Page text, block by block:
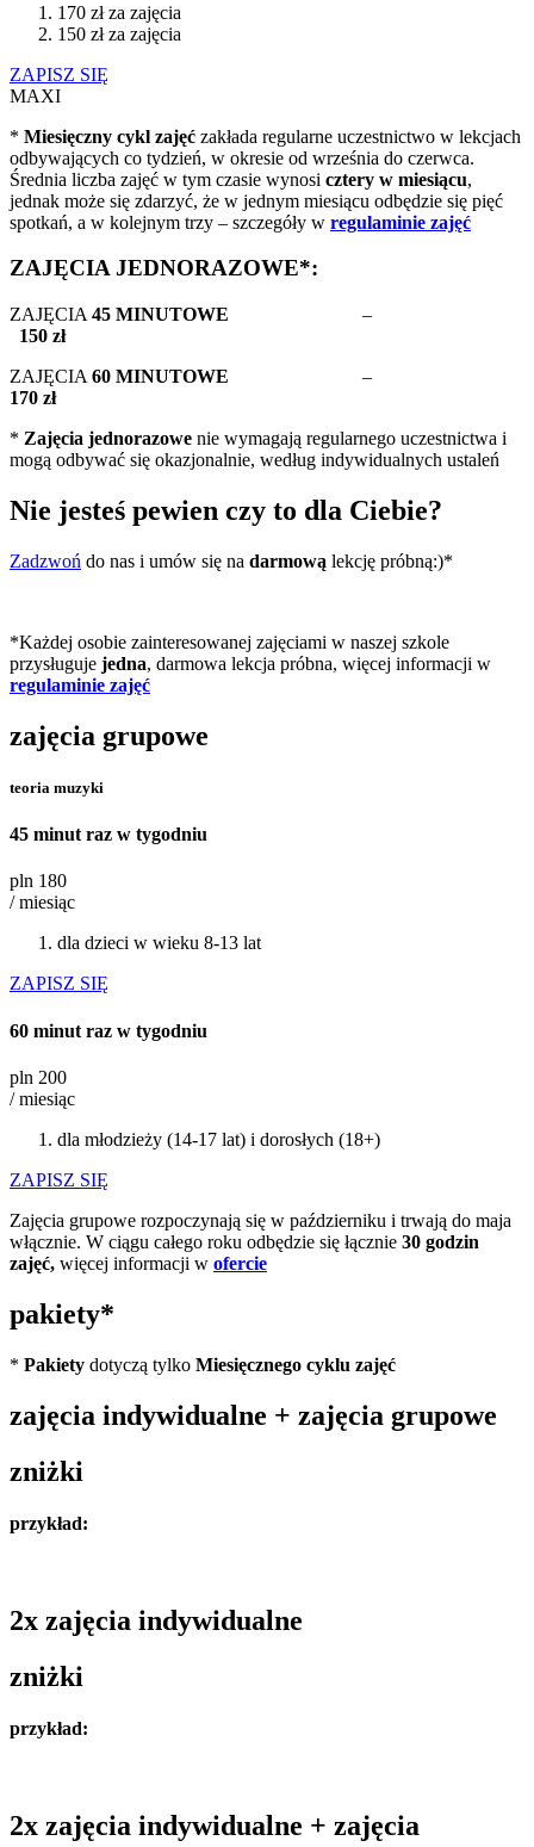
170 zł za zajęcia
150 zł za zajęcia
ZAPISZ SIĘ
MAXI
* Miesięczny cykl zajęć zakłada regularne uczestnictwo w lekcjach
odbywających co tydzień, w okresie od września do czerwca.
Średnia liczba zajęć w tym czasie wynosi cztery w miesiącu,
jednak może się zdarzyć, że w jednym miesiącu odbędzie się pięć
spotkań, a w kolejnym trzy – szczegóły w regulaminie zajęć
ZAJĘCIA JEDNORAZOWE*:
ZAJĘCIA 45 MINUTOWE –
150 zł
ZAJĘCIA 60 MINUTOWE –
170 zł
* Zajęcia jednorazowe nie wymagają regularnego uczestnictwa i
mogą odbywać się okazjonalnie, według indywidualnych ustaleń
Nie jesteś pewien czy to dla Ciebie?
Zadzwoń do nas i umów się na darmową lekcję próbną:)*
*Każdej osobie zainteresowanej zajęciami w naszej szkole
przysługuje jedna, darmowa lekcja próbna, więcej informacji w
regulaminie zajęć
zajęcia grupowe
teoria muzyki
45 minut raz w tygodniu
pln 180
/ miesiąc
dla dzieci w wieku 8-13 lat
ZAPISZ SIĘ
60 minut raz w tygodniu
pln 200
/ miesiąc
dla młodzieży (14-17 lat) i dorosłych (18+)
ZAPISZ SIĘ
Zajęcia grupowe rozpoczynają się w październiku i trwają do maja
włącznie. W ciągu całego roku odbędzie się łącznie 30 godzin
zajęć, więcej informacji w ofercie
pakiety*
* Pakiety dotyczą tylko Miesięcznego cyklu zajęć
zajęcia indywidualne + zajęcia grupowe
zniżki
przykład:
2x zajęcia indywidualne
zniżki
przykład:
2x zajęcia indywidualne + zajęcia